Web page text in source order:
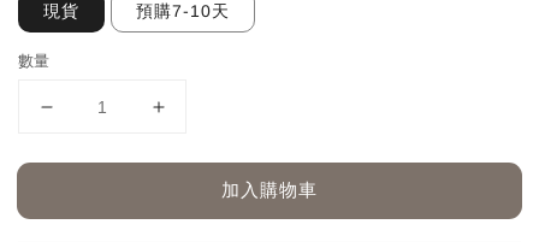
現貨 預購7-10天
數量
加入購物車